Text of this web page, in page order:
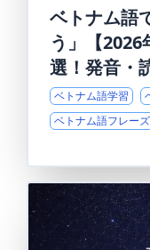
ベトナム語
う」【
選！発音・
ベトナム語学習
ベトナム語フレーズ